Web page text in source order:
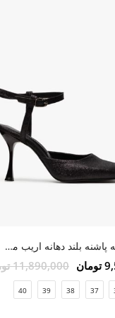
کفش زنانه پاشنه بلند دهانه اریب مشکی اکلیلی
11,890,000 تومان
37
38
39
40